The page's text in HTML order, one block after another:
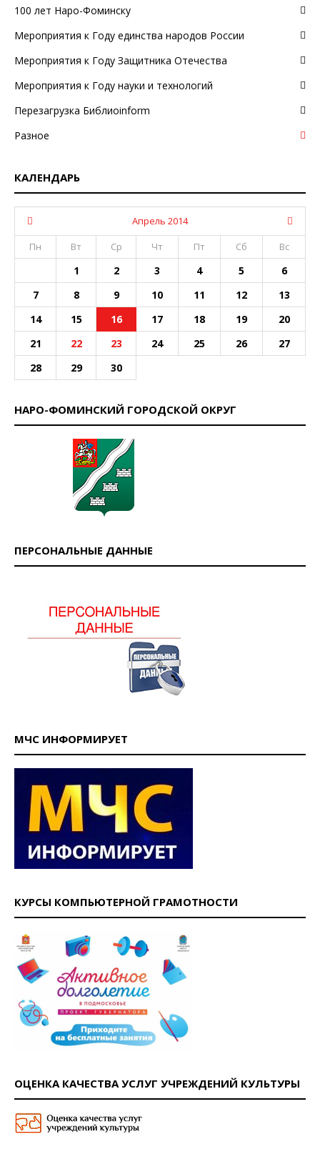
100 лет Наро-Фоминску
Мероприятия к Году единства народов России
Мероприятия к Году Защитника Отечества
Мероприятия к Году науки и технологий
Перезагрузка Библиоinform
Разное
КАЛЕНДАРЬ
Апрель 2014
Пн
Вт Ср Чт Пт Сб Вс
1 2 3 4 5
6
7
8 9 10 11 12
13
14
15 16 17 18 19
20
21
22 23 24 25 26
27
28
29 30
НАРО-ФОМИНСКИЙ ГОРОДСКОЙ ОКРУГ
ПЕРСОНАЛЬНЫЕ ДАННЫЕ
МЧС ИНФОРМИРУЕТ
КУРСЫ КОМПЬЮТЕРНОЙ ГРАМОТНОСТИ
ОЦЕНКА КАЧЕСТВА УСЛУГ УЧРЕЖДЕНИЙ КУЛЬТУРЫ